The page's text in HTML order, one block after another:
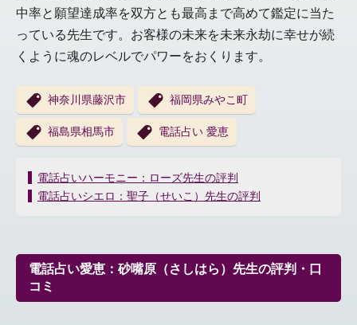
中率と願望達成率を双方とも最高まで高めて鑑定に当た
っている先生です。お客様の未来を未来永劫に幸せが続
くように魂のレベルでパワーをおくります。
神奈川県藤沢市 福岡県みやこ町
福島県相馬市 電話占い 愛恵
投
稿
ー
シ
電話占いハーモニー：ローズ先生の評判
電話占いシエロ：聖子（せいこ）先生の評判
電話占い愛恵：砂嘴原（さしはら）先生の評判・口
コミ